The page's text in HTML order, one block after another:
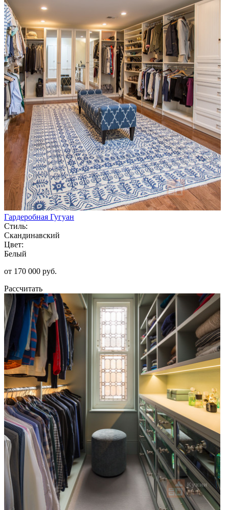
Гардеробная Гугуан
Стиль:
Скандинавский
Цвет:
Белый
от 170 000 руб.
Рассчитать